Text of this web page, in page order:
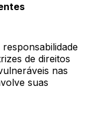
de direitos
nas
suas